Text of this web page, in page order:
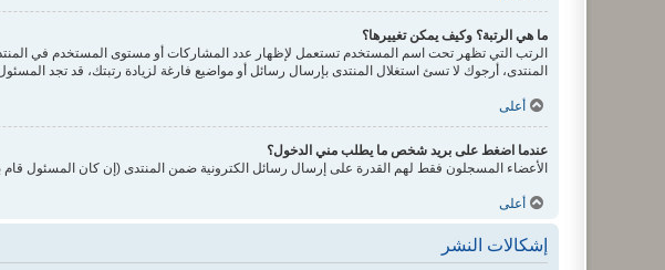
ما هي الرتبة؟ وكيف يمكن تغييرها؟
الرتب التي تظهر تحت اسم المستخدم تستعمل لإظهار عدد المشاركات أو مستوى المستخدم في
المنتدى، أرجوك لا تسئ استغلال المنتدى بإرسال رسائل أو مواضيع فارغة لزيادة رتبتك، قد تجد
أعلى
عندما اضغط على بريد شخص ما يطلب مني الدخول؟
الأعضاء المسجلون فقط لهم القدرة على إرسال رسائل الكترونية ضمن المنتدى (إن كان المسئول
أعلى
إشكالات النشر